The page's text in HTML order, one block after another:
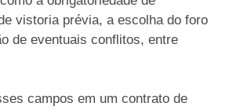
vistoria prévia, a escolha do foro
de eventuais conflitos, entre
campos em um contrato de